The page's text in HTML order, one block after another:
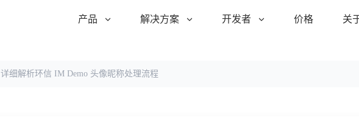
产品 解决方案 开发者 价格 关
详细解析环信 IM Demo 头像昵称处理流程